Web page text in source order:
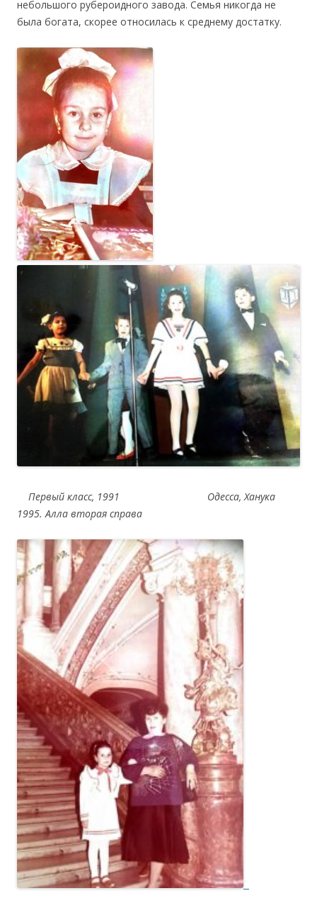
небольшого рубероидного завода. Семья никогда не
была богата, скорее относилась к среднему достатку.
Первый класс, 1991
Одесса, Ханука
1995. Алла вторая справа